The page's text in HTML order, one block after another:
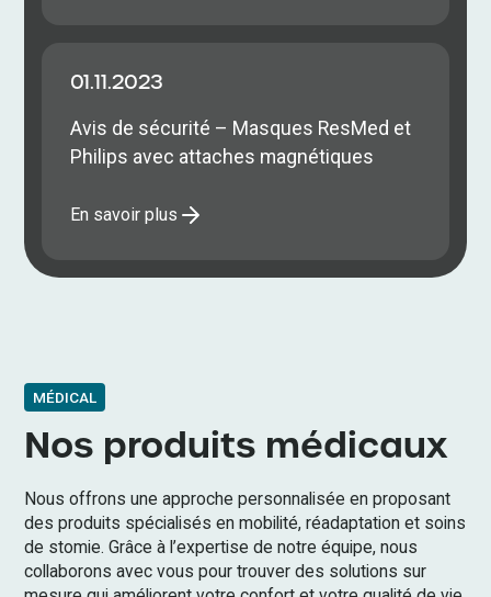
01.11.2023
Avis de sécurité – Masques ResMed et
Philips avec attaches magnétiques
En savoir plus
MÉDICAL
Nos produits médicaux
Nous offrons une approche personnalisée en proposant
des produits spécialisés en mobilité, réadaptation et soins
de stomie. Grâce à l’expertise de notre équipe, nous
collaborons avec vous pour trouver des solutions sur